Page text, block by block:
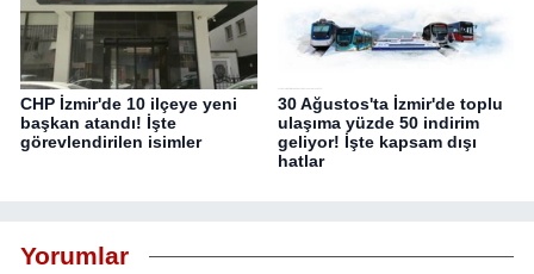
CHP İzmir'de 10 ilçeye yeni
başkan atandı! İşte
görevlendirilen isimler
30 Ağustos'ta İzmir'de toplu
ulaşıma yüzde 50 indirim
geliyor! İşte kapsam dışı
hatlar
Yorumlar